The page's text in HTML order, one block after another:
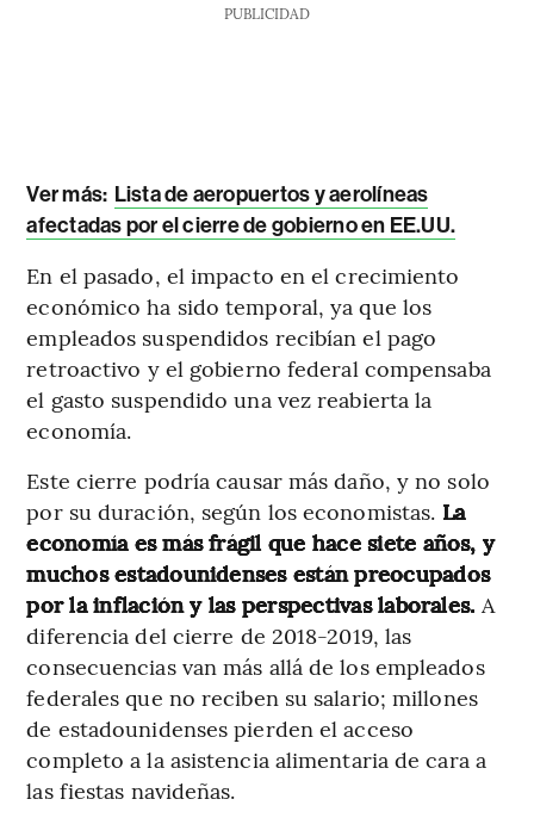
PUBLICIDAD
Ver más: Lista de aeropuertos y aerolíneas
afectadas por el cierre de gobierno en EE.UU.
En el pasado, el impacto en el crecimiento
económico ha sido temporal, ya que los
empleados suspendidos recibían el pago
retroactivo y el gobierno federal compensaba
el gasto suspendido una vez reabierta la
economía.
Este cierre podría causar más daño, y no solo
por su duración, según los economistas. La
economía es más frágil que hace siete años, y
muchos estadounidenses están preocupados
por la inflación y las perspectivas laborales. A
diferencia del cierre de 2018-2019, las
consecuencias van más allá de los empleados
federales que no reciben su salario; millones
de estadounidenses pierden el acceso
completo a la asistencia alimentaria de cara a
las fiestas navideñas.